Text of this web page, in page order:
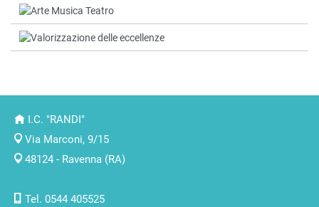
I.C. "RANDI"
Via Marconi, 9/15
48124 - Ravenna (RA)
Tel. 0544 405525